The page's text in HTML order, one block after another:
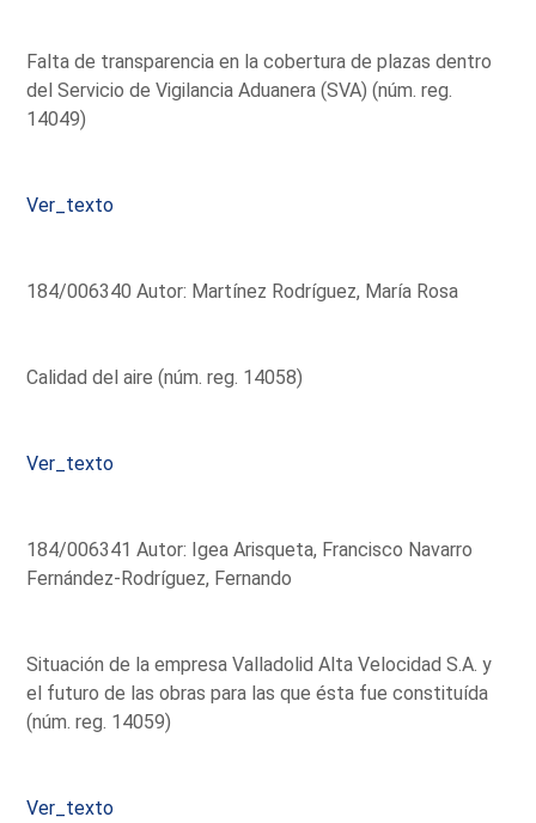
Falta de transparencia en la cobertura de plazas dentro
del Servicio de Vigilancia Aduanera (SVA) (núm. reg.
14049)
Ver_texto
184/006340 Autor: Martínez Rodríguez, María Rosa
Calidad del aire (núm. reg. 14058)
Ver_texto
184/006341 Autor: Igea Arisqueta, Francisco Navarro
Fernández-Rodríguez, Fernando
Situación de la empresa Valladolid Alta Velocidad S.A. y
el futuro de las obras para las que ésta fue constituída
(núm. reg. 14059)
Ver_texto